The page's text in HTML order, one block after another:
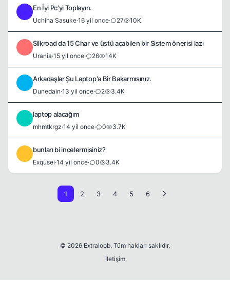
En İyi Pc'yi Toplayın.
Uchiha Sasuke·16 yil once· 27 10K
Silkroad da 15 Char ve üstü açabilen bir Sistem önerisi lazı
Urania·15 yil once· 26 14K
Arkadaşlar Şu Laptop'a Bir Bakarmısınız.
Dunedain·13 yil once· 2 3.4K
laptop alacağım
mhmtkrgz·14 yil once· 0 3.7K
bunları bi incelermisiniz?
Exqusei·14 yil once· 0 3.4K
1 2 3 4 5 6
© 2026 Extraloob. Tüm hakları saklıdır.
İletişim